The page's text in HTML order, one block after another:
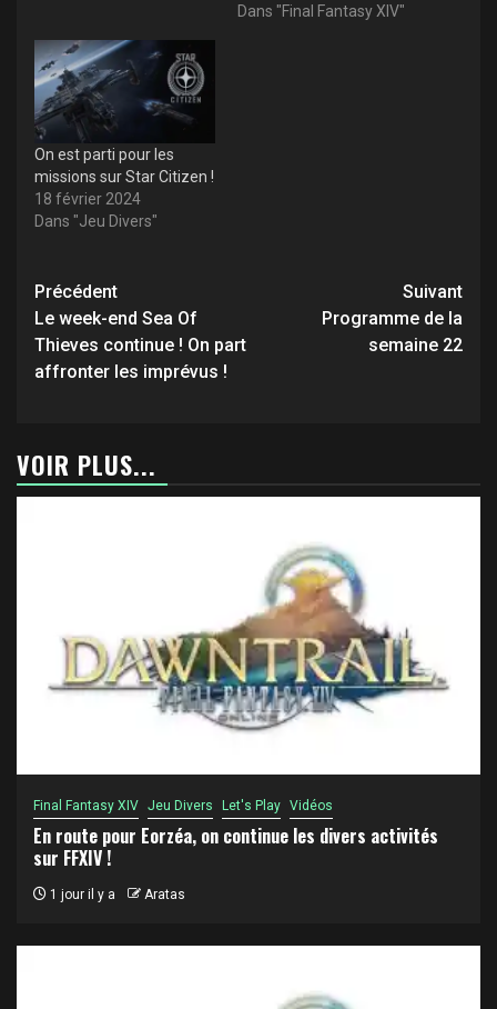
Dans "Final Fantasy XIV"
On est parti pour les
missions sur Star Citizen !
18 février 2024
Dans "Jeu Divers"
Navigation
d’article
Précédent
Le week-end Sea Of
Thieves continue ! On part
affronter les imprévus !
Suivant
Programme de la
semaine 22
VOIR PLUS...
Final Fantasy XIV Jeu Divers Let's Play Vidéos
En route pour Eorzéa, on continue les divers activités
sur FFXIV !
1 jour il y a Aratas